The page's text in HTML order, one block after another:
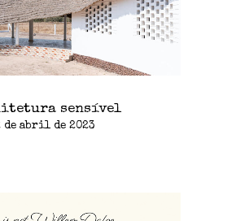
sensível
de abril de 2023